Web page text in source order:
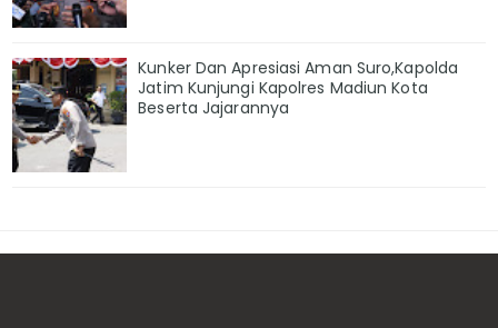
Kunker Dan Apresiasi Aman Suro,Kapolda
Jatim Kunjungi Kapolres Madiun Kota
Beserta Jajarannya